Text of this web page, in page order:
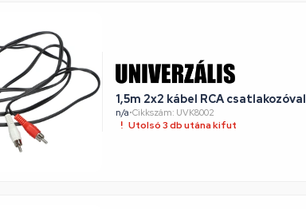
1,5m 2x2 kábel RCA csatlakozóval
n/a•Cikkszám: UVK8002
Utolsó 3 db utána kifut